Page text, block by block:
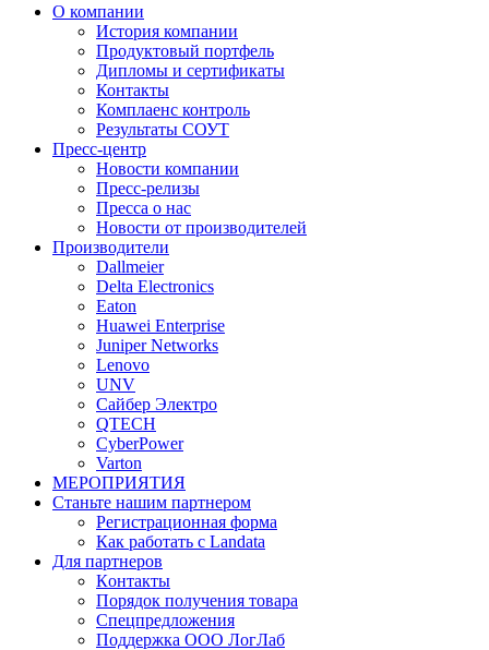
О компании
История компании
Продуктовый портфель
Дипломы и сертификаты
Контакты
Комплаенс контроль
Результаты СОУТ
Пресс-центр
Новости компании
Пресс-релизы
Пресса о нас
Новости от производителей
Производители
Dallmeier
Delta Electronics
Eaton
Huawei Enterprise
Juniper Networks
Lenovo
UNV
Сайбер Электро
QTECH
CyberPower
Varton
МЕРОПРИЯТИЯ
Станьте нашим партнером
Регистрационная форма
Как работать с Landata
Для партнеров
Кoнтaкты
Порядок получения товара
Спецпредложения
Поддержка ООО ЛогЛаб